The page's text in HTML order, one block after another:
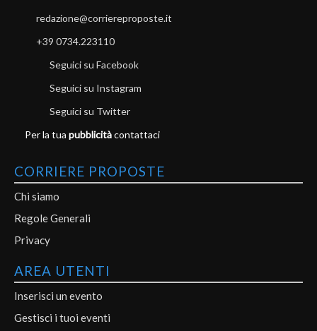
redazione@corriereproposte.it
+39 0734.223110
Seguici su Facebook
Seguici su Instagram
Seguici su Twitter
Per la tua pubblicitàcontattaci
CORRIERE PROPOSTE
Chi siamo
Regole Generali
Privacy
AREA UTENTI
Inserisci un evento
Gestisci i tuoi eventi